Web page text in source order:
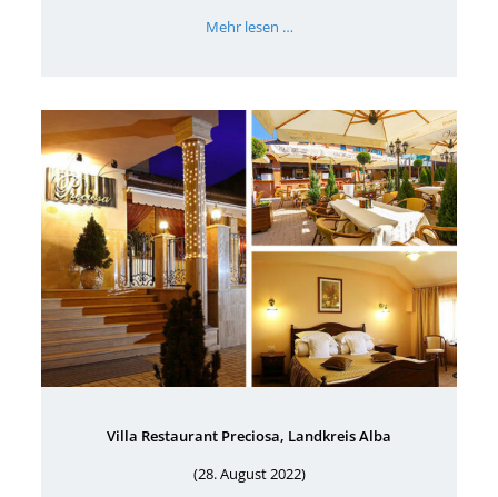
Mehr lesen …
Villa Restaurant Preciosa, Landkreis Alba
(28. August 2022)